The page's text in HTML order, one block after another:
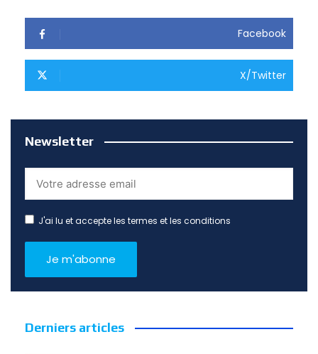
Facebook
X/Twitter
Newsletter
J'ai lu et accepte les termes et les conditions
Derniers articles